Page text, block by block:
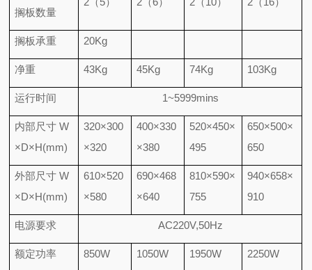
搁板数量
搁板承重 20Kg
净重 43Kg 45Kg 74Kg 103Kg
运行时间 1~5999mins
内部尺寸 W
×D×H(mm)
320×300
×320
400×330
×380
520×450×
495
650×500×
650
外部尺寸 W
×D×H(mm)
610×520
×580
690×468
×640
810×590×
755
940×658×
910
电源要求 AC220V,50Hz
额定功率 850W 1050W 1950W 2250W